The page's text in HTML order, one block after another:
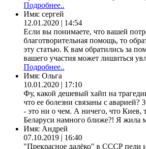
Подробнее..
Имя: сергей
12.01.2020 | 14:54
Если вы понимаете, что вашей
благотворительная помощь, то
эту статью. К вам обратились за
вашего участия может лишиться
Подробнее..
Имя: Ольга
10.01.2020 | 17:10
Фу, какой дешевый хайп на
что ее болезни связаны с аварией?
- это ни о чем. А ничего, что Киев,
Беларуси намного ближе?! Я жила
Имя: Андрей
07.10.2019 | 16:40
"Прекрасное далёко" в СССР пели